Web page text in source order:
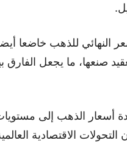
النهائي للذهب خاضعا
صنعها، ما يجعل الفارق
أسعار الذهب إلى
التحولات الاقتصادية